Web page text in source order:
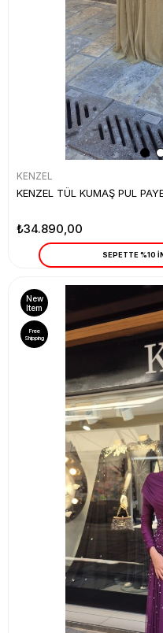
KENZEL
KENZEL TÜL KUMAŞ PUL
₺34.890,00
SEPETTE %10
New
Item
Free
Shipping